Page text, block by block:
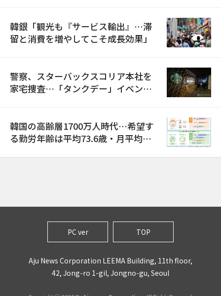
韓銀「観光も『サービス輸出』…滞
留と消費を増やしてこそ成長効果」
警察、スターバックスコリア本社を
家宅捜査…「タンクデー」イベント
韓国の高齢層1700万人時代…希望す
る勤労年齢は平均73.6歳・月平均賃
PC ver TOP
Aju News Corporation LEEMA Building, 11th floor,
42, Jong-ro 1-gil, Jongno-gu, Seoul